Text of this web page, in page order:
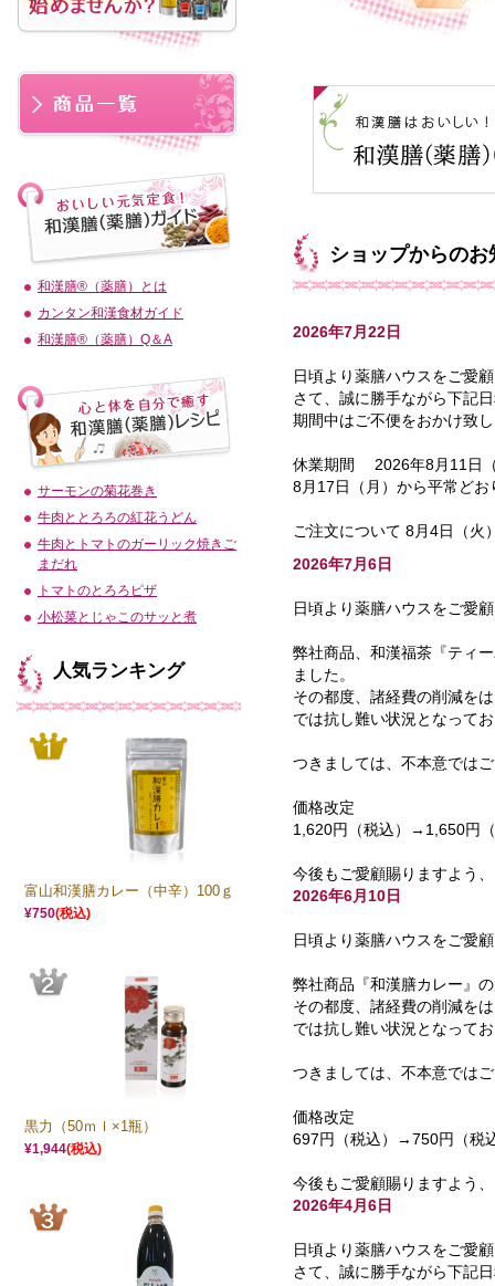
ショップからのお
2026年7月22日
日頃より薬膳ハウスをご愛
さて、誠に勝手ながら下記
期間中はご不便をおかけ致
休業期間 2026年8月11日
8月17日（月）から平常ど
ご注文について 8月4日（火
2026年7月6日
日頃より薬膳ハウスをご愛
弊社商品、和漢福茶『ティ
ました。
その都度、諸経費の削減を
では抗し難い状況となって
つきましては、不本意では
価格改定
1,620円（税込）→1,650円
今後もご愛顧賜りますよう
2026年6月10日
日頃より薬膳ハウスをご愛
弊社商品『和漢膳カレー』
その都度、諸経費の削減を
では抗し難い状況となって
つきましては、不本意では
価格改定
697円（税込）→750円（税
今後もご愛顧賜りますよう
2026年4月6日
日頃より薬膳ハウスをご愛
さて、誠に勝手ながら下記
和漢膳®（薬膳）とは
カンタン和漢食材ガイド
和漢膳®（薬膳）Q＆A
サーモンの菊花巻き
牛肉ととろろの紅花うどん
牛肉とトマトのガーリック焼きご
まだれ
トマトのとろろピザ
小松菜とじゃこのサッと煮
人気ランキング
富山和漢膳カレー（中辛）100ｇ
¥750(税込)
黒力（50ｍｌ×1瓶）
¥1,944(税込)